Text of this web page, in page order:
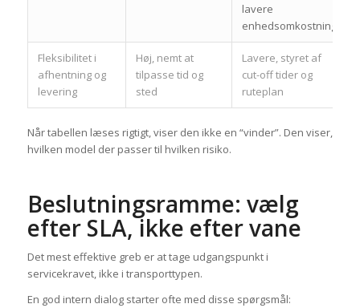
lavere
enhedsomkostning
Fleksibilitet i
afhentning og
levering
Høj, nemt at
tilpasse tid og
sted
Lavere, styret af
cut-off tider og
ruteplan
Når tabellen læses rigtigt, viser den ikke en “vinder”. Den viser,
hvilken model der passer til hvilken risiko.
Beslutningsramme: vælg
efter SLA, ikke efter vane
Det mest effektive greb er at tage udgangspunkt i
servicekravet, ikke i transporttypen.
En god intern dialog starter ofte med disse spørgsmål: